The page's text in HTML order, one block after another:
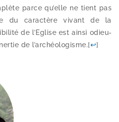
parce qu’elle ne tient pas
du carac­tère vivant de la
de l’Eglise est ain­si odieu­
de l’archéologisme.[↩]